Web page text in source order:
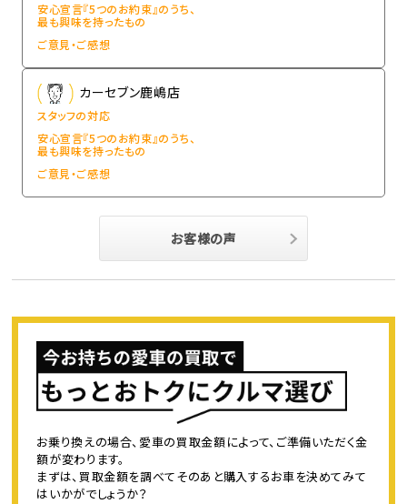
安心宣言『5つのお約束』のうち、
最も興味を持ったもの
ご意見・ご感想
カーセブン鹿嶋店
スタッフの対応
安心宣言『5つのお約束』のうち、
最も興味を持ったもの
ご意見・ご感想
お客様の声
お乗り換えの場合、愛車の買取金額によって、ご準備いただく金
額が変わります。
まずは、買取金額を調べてそのあと購入するお車を決めてみて
はいかがでしょうか？